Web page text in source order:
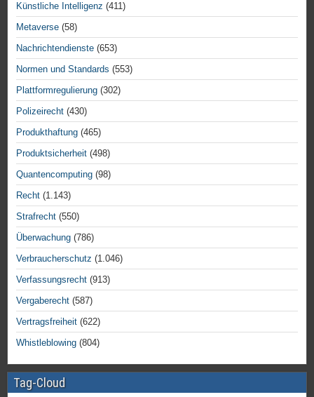
Künstliche Intelligenz (411)
Metaverse (58)
Nachrichtendienste (653)
Normen und Standards (553)
Plattformregulierung (302)
Polizeirecht (430)
Produkthaftung (465)
Produktsicherheit (498)
Quantencomputing (98)
Recht (1.143)
Strafrecht (550)
Überwachung (786)
Verbraucherschutz (1.046)
Verfassungsrecht (913)
Vergaberecht (587)
Vertragsfreiheit (622)
Whistleblowing (804)
Tag-Cloud